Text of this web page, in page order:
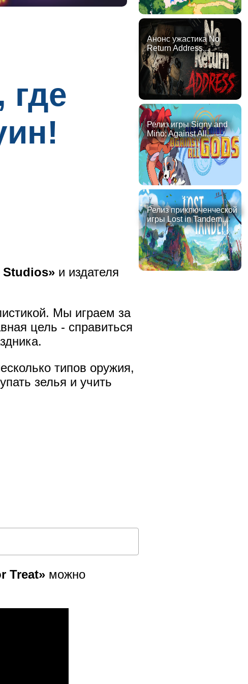
где
Studios» и издателя
Мы играем за
цель - справиться
типов оружия,
зелья и учить
Treat» можно
Анонс ужастика No
Return Address...
Релиз игры Signy and
Mino: Against All...
Релиз приключенческой
игры Lost in Tandem...